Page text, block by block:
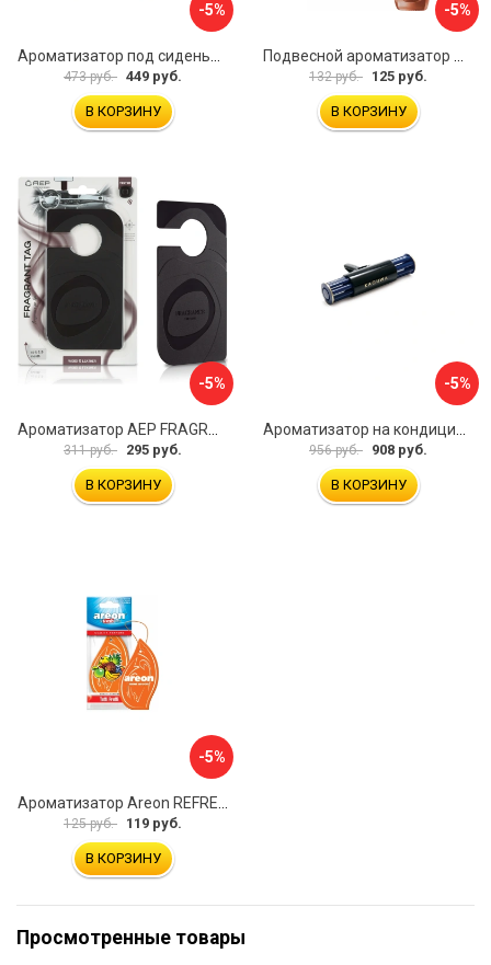
-5%
Ароматизатор под сиденье АЕР Арома Блок MAX А 3606
473 руб. 449 руб.
В КОРЗИНУ
-5%
Подвесной ароматизатор Airline Бутылочка AFBU075
132 руб. 125 руб.
В КОРЗИНУ
-5%
311 руб. 295 руб.
В КОРЗИНУ
-5%
956 руб. 908 руб.
В КОРЗИНУ
-5%
125 руб. 119 руб.
В КОРЗИНУ
Просмотренные товары